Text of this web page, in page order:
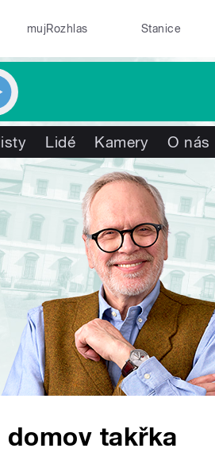
mujRozhlas Stanice
Lidé Kamery O nás
domov takřka